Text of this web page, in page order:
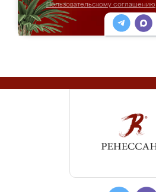
Пользовательскому соглашению